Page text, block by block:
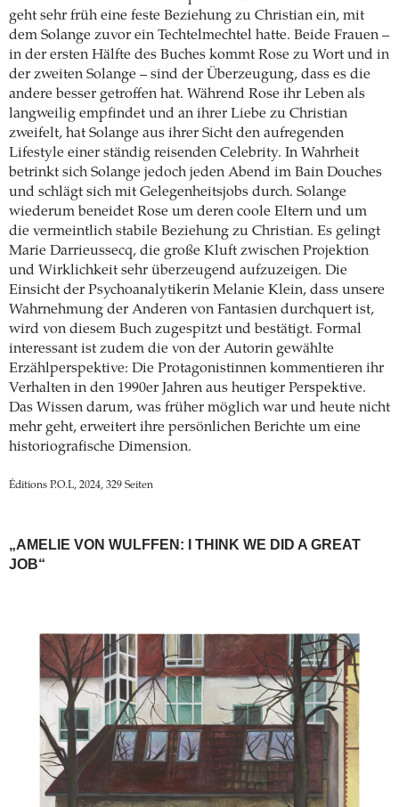
geht sehr früh eine feste Beziehung zu Christian ein, mit
dem Solange zuvor ein Techtelmechtel hatte. Beide Frauen –
in der ersten Hälfte des Buches kommt Rose zu Wort und in
der zweiten Solange – sind der Überzeugung, dass es die
andere besser getroffen hat. Während Rose ihr Leben als
langweilig empfindet und an ihrer Liebe zu Christian
zweifelt, hat Solange aus ihrer Sicht den aufregenden
Lifestyle einer ständig reisenden Celebrity. In Wahrheit
betrinkt sich Solange jedoch jeden Abend im Bain Douches
und schlägt sich mit Gelegenheitsjobs durch. Solange
wiederum beneidet Rose um deren coole Eltern und um
die vermeintlich stabile Beziehung zu Christian. Es gelingt
Marie Darrieussecq, die große Kluft zwischen Projektion
und Wirklichkeit sehr überzeugend aufzuzeigen. Die
Einsicht der Psychoanalytikerin Melanie Klein, dass unsere
Wahrnehmung der Anderen von Fantasien durchquert ist,
wird von diesem Buch zugespitzt und bestätigt. Formal
interessant ist zudem die von der Autorin gewählte
Erzählperspektive: Die Protagonistinnen kommentieren ihr
Verhalten in den 1990er Jahren aus heutiger Perspektive.
Das Wissen darum, was früher möglich war und heute nicht
mehr geht, erweitert ihre persönlichen Berichte um eine
historiografische Dimension.
Éditions P.O.L, 2024, 329 Seiten
„AMELIE VON WULFFEN: I THINK WE DID A GREAT
JOB“